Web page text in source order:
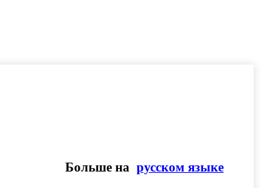
Больше на русском языке